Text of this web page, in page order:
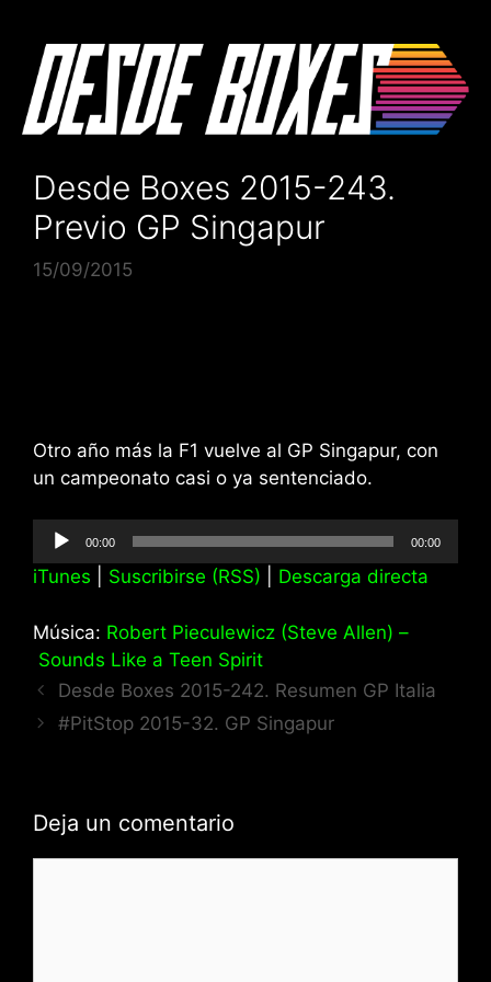
contenido
Desde Boxes 2015-243.
Previo GP Singapur
15/09/2015
Otro año más la F1 vuelve al GP Singapur, con
un campeonato casi o ya sentenciado.
Reproductor
de
audio
00:00 00:00
iTunes Suscribirse (RSS) Descarga directa
Música: Robert Pieculewicz (Steve Allen) –
Sounds Like a Teen Spirit
Desde Boxes 2015-242. Resumen GP Italia
#PitStop 2015-32. GP Singapur
Deja un comentario